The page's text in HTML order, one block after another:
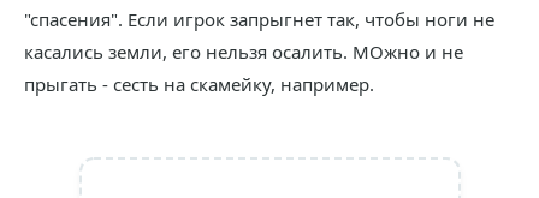
"спасения". Если игрок запрыгнет так, чтобы ноги не
касались земли, его нельзя осалить. МОжно и не
прыгать - сесть на скамейку, например.